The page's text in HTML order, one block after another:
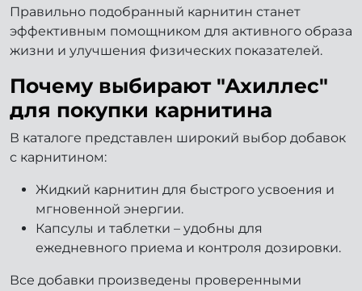
Правильно подобранный карнитин станет
эффективным помощником для активного образа
жизни и улучшения физических показателей.
Почему выбирают "Ахиллес"
для покупки карнитина
В каталоге представлен широкий выбор добавок
с карнитином:
Жидкий карнитин для быстрого усвоения и
мгновенной энергии.
Капсулы и таблетки – удобны для
ежедневного приема и контроля дозировки.
Все добавки произведены проверенными